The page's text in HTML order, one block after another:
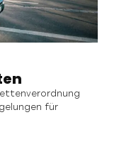
für